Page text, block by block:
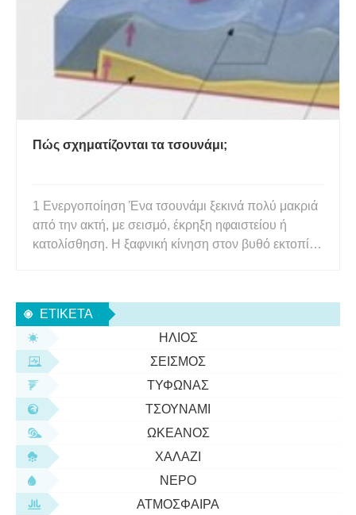
Πώς σχηματίζονται τα τσουνάμι;
1 Ενεργοποίηση Ένα τσουνάμι ξεκινά πολύ μακριά
από την ακτή, με σεισμό, έκρηξη ηφαιστείου ή
κατολίσθηση. Η ξαφνική κίνηση στον βυθό εκτοπίζει
καλύπτει μια μεγάλη περιοχή και ο συνολικός όγκος
του νερού
ΕΤΙΚΈΤΑ
ΉΛΙΟΣ
ΣΕΙΣΜΌΣ
ΤΥΦΏΝΑΣ
ΤΣΟΥΝΆΜΙ
ΩΚΕΑΝΌΣ
ΧΑΛΆΖΙ
ΝΕΡΌ
ΑΤΜΌΣΦΑΙΡΑ